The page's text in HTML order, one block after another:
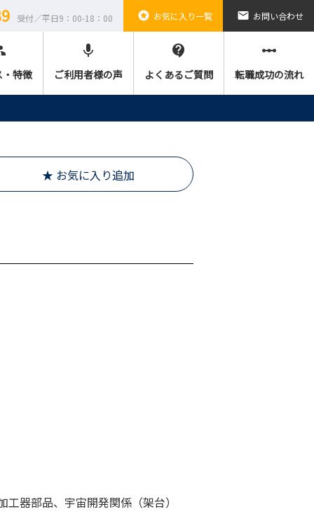
受付／平日9：00-18：00 stars お気に入り一覧 email お問い合わせ
・特徴
mic
ご利用者様の声
contact_support
よくあるご質問
linear_scale
転職成功の流れ
★ お気に入り追加
器部品、宇宙開発関係（架台）